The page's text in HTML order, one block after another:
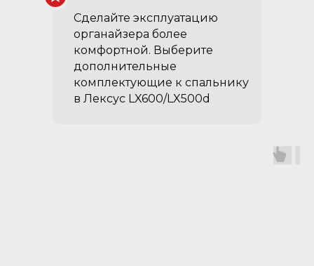
отсекам с крышками, не
убирая сам коврик
обеспечивает защиту
органайзера
крепится к каждому
Сделайте эксплуатацию
органайзера более
комфортной. Выберите
дополнительные
комплектующие к спальнику
в Лексус LX600/LX500d